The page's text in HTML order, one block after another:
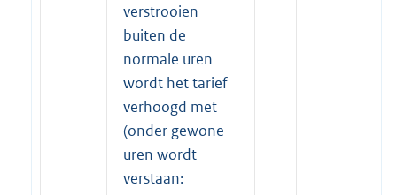
verstrooien
buiten de
normale uren
wordt het tarief
verhoogd met
(onder gewone
uren wordt
verstaan: